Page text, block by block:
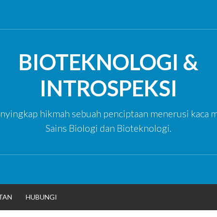
BIOTEKNOLOGI &
INTROSPEKSI
hikmah sebuah penciptaan menerusi kaca
Sains Biologi dan Bioteknologi.
HUBUNGI